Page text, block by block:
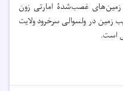
غصب‌شدۀ امارتی زون
بررسی اسناد و مدارک ۳۶۳ جریب زمین در ولسوالی سرخرود ولایت
است.